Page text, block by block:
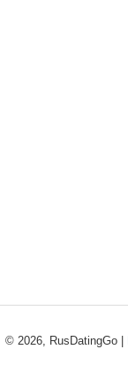
© 2026, RusDatingGo |